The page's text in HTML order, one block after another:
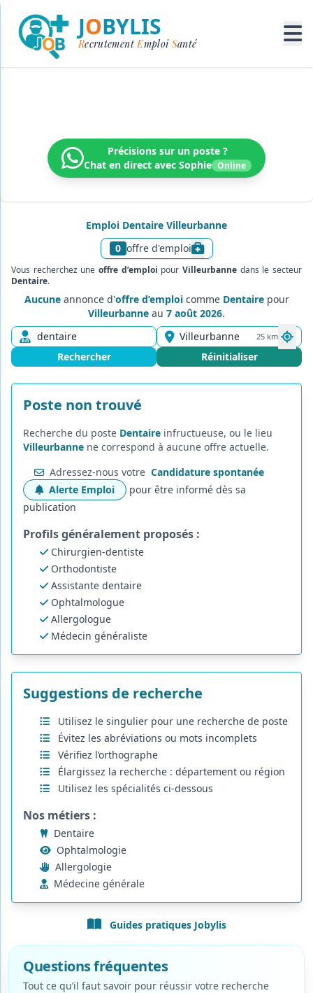
JOBYLIS
RecrutementEmploi Santé
Précisions sur un poste ?
Chat en direct avec Sophie Online
Emploi Dentaire Villeurbanne
0 offre d'emploi
Afficher le texte
Vous recherchez une offre d’emploi pourVilleurbanne dans le secteur
Dentaire.
Aucuneannonce d'offre d’emploicomme Dentaire pour
Villeurbanne au 7 août 2026.
25 km
Rechercher Réinitialiser
Poste non trouvé
Recherche du poste Dentaire infructueuse, ou le lieu
Villeurbanne ne correspond à aucune offre actuelle.
Adressez-nous votre Candidature spontanée
Alerte Emploi
pour être informé dès sa
publication
Profils généralement proposés :
Chirurgien-dentiste
Orthodontiste
Assistante dentaire
Ophtalmologue
Allergologue
Médecin généraliste
Suggestions de recherche
Utilisez le singulier pour une recherche de poste
Évitez les abréviations ou mots incomplets
Vérifiez l’orthographe
Élargissez la recherche : département ou région
Utilisez les spécialités ci-dessous
Nos métiers :
Dentaire
Ophtalmologie
Allergologie
Médecine générale
Guides pratiques Jobylis
Questions fréquentes
Tout ce qu’il faut savoir pour réussir votre recherche